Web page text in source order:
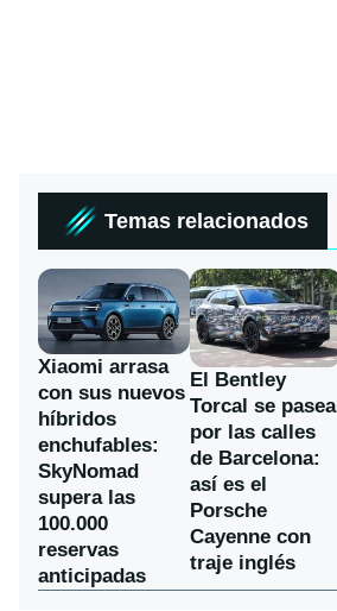
Temas relacionados
Xiaomi arrasa
con sus nuevos
híbridos
enchufables:
SkyNomad
supera las
100.000
reservas
anticipadas
El Bentley
Torcal se pasea
por las calles
de Barcelona:
así es el
Porsche
Cayenne con
traje inglés